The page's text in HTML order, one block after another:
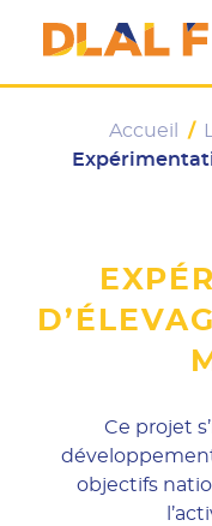
DLAL FEAMPA
Accueil /
Ce projet
objectifs